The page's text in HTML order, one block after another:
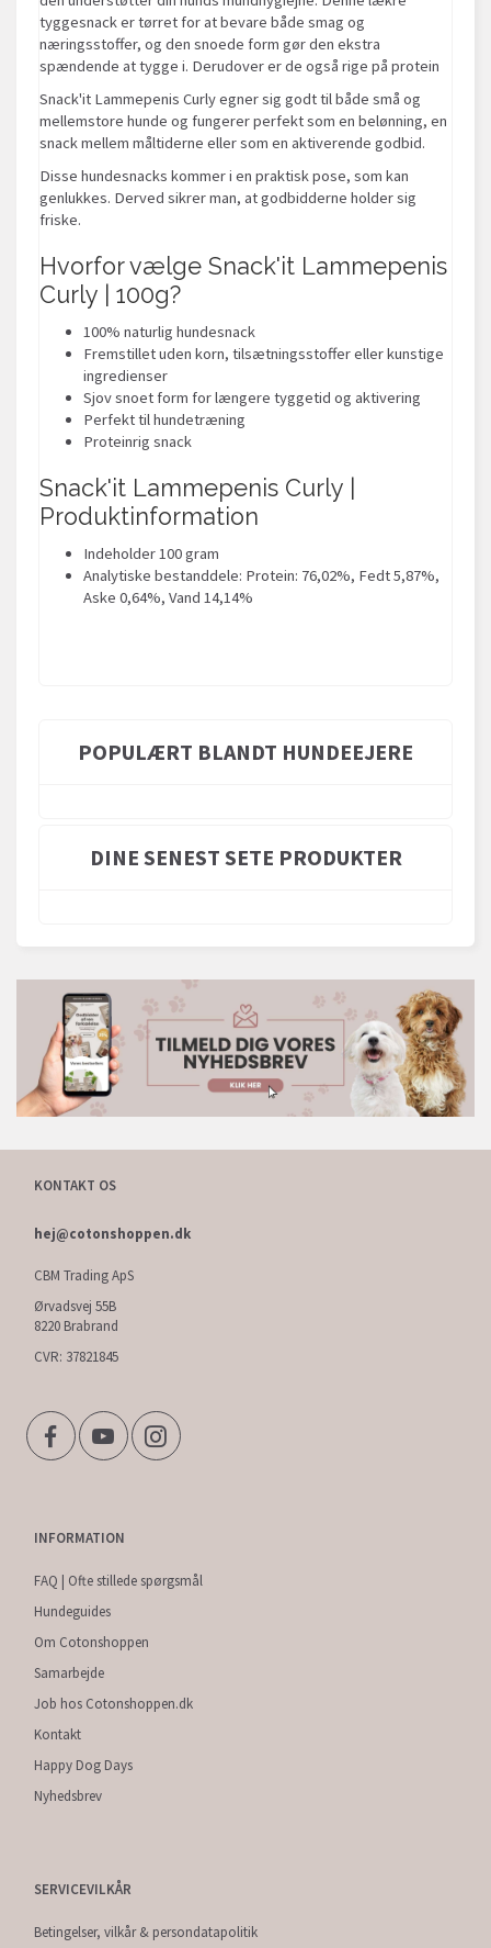
tyggesnack er tørret for at bevare både smag og
næringsstoffer, og den snoede form gør den ekstra
spændende at tygge i. Derudover er de også rige på protein
Snack'it Lammepenis Curly egner sig godt til både små og
mellemstore hunde og fungerer perfekt som en belønning, en
snack mellem måltiderne eller som en aktiverende godbid.
Disse hundesnacks kommer i en praktisk pose, som kan
genlukkes. Derved sikrer man, at godbidderne holder sig
friske.
Hvorfor vælge Snack'it Lammepenis
Curly | 100g?
100% naturlig hundesnack
Fremstillet uden korn, tilsætningsstoffer eller kunstige
ingredienser
Sjov snoet form for længere tyggetid og aktivering
Perfekt til hundetræning
Proteinrig snack
Snack'it Lammepenis Curly |
Produktinformation
Indeholder 100 gram
Analytiske bestanddele: Protein: 76,02%, Fedt 5,87%,
Aske 0,64%, Vand 14,14%
POPULÆRT BLANDT HUNDEEJERE
DINE SENEST SETE PRODUKTER
KONTAKT OS
hej@cotonshoppen.dk
CBM Trading ApS
Ørvadsvej 55B
8220 Brabrand
CVR: 37821845
INFORMATION
FAQ | Ofte stillede spørgsmål
Hundeguides
Om Cotonshoppen
Samarbejde
Job hos Cotonshoppen.dk
Kontakt
Happy Dog Days
Nyhedsbrev
SERVICEVILKÅR
Betingelser, vilkår & persondatapolitik